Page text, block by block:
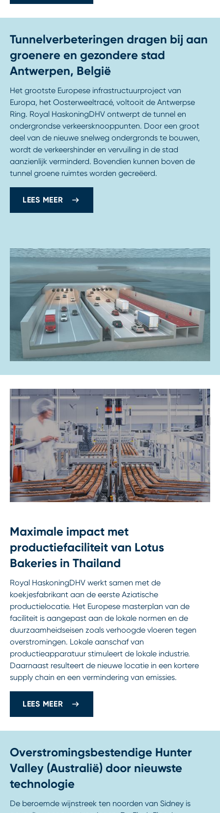
Tunnelverbeteringen dragen bij aan
groenere en gezondere stad
Antwerpen, België
Het grootste Europese infrastructuurproject van
Europa, het Oosterweeltracé, voltooit de Antwerpse
Ring. Royal HaskoningDHV ontwerpt de tunnel en
ondergrondse verkeersknooppunten. Door een groot
deel van de nieuwe snelweg ondergronds te bouwen,
wordt de verkeershinder en vervuiling in de stad
aanzienlijk verminderd. Bovendien kunnen boven de
tunnel groene ruimtes worden gecreëerd.
LEES MEER
Maximale impact met
productiefaciliteit van Lotus
Bakeries in Thailand
Royal HaskoningDHV werkt samen met de
koekjesfabrikant aan de eerste Aziatische
productielocatie. Het Europese masterplan van de
faciliteit is aangepast aan de lokale normen en de
duurzaamheidseisen zoals verhoogde vloeren tegen
overstromingen. Lokale aanschaf van
productieapparatuur stimuleert de lokale industrie.
Daarnaast resulteert de nieuwe locatie in een kortere
supply chain en een vermindering van emissies.
LEES MEER
Overstromingsbestendige Hunter
Valley (Australië) door nieuwste
technologie
De beroemde wijnstreek ten noorden van Sidney is